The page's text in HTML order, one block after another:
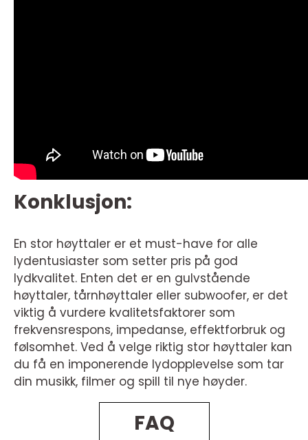
Konklusjon:
En stor høyttaler er et must-have for alle
lydentusiaster som setter pris på god
lydkvalitet. Enten det er en gulvstående
høyttaler, tårnhøyttaler eller subwoofer, er det
viktig å vurdere kvalitetsfaktorer som
frekvensrespons, impedanse, effektforbruk og
følsomhet. Ved å velge riktig stor høyttaler kan
du få en imponerende lydopplevelse som tar
din musikk, filmer og spill til nye høyder.
FAQ